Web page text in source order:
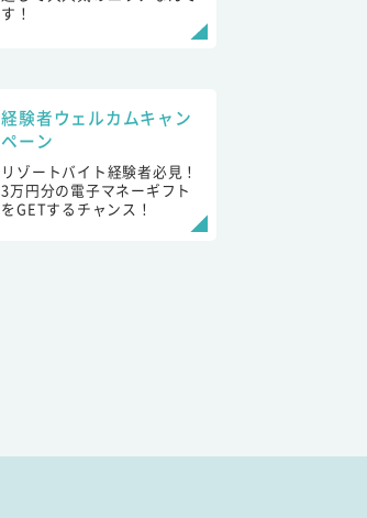
す！
経験者ウェルカムキャン
ペーン
リゾートバイト経験者必見！
3万円分の電子マネーギフト
をGETするチャンス！